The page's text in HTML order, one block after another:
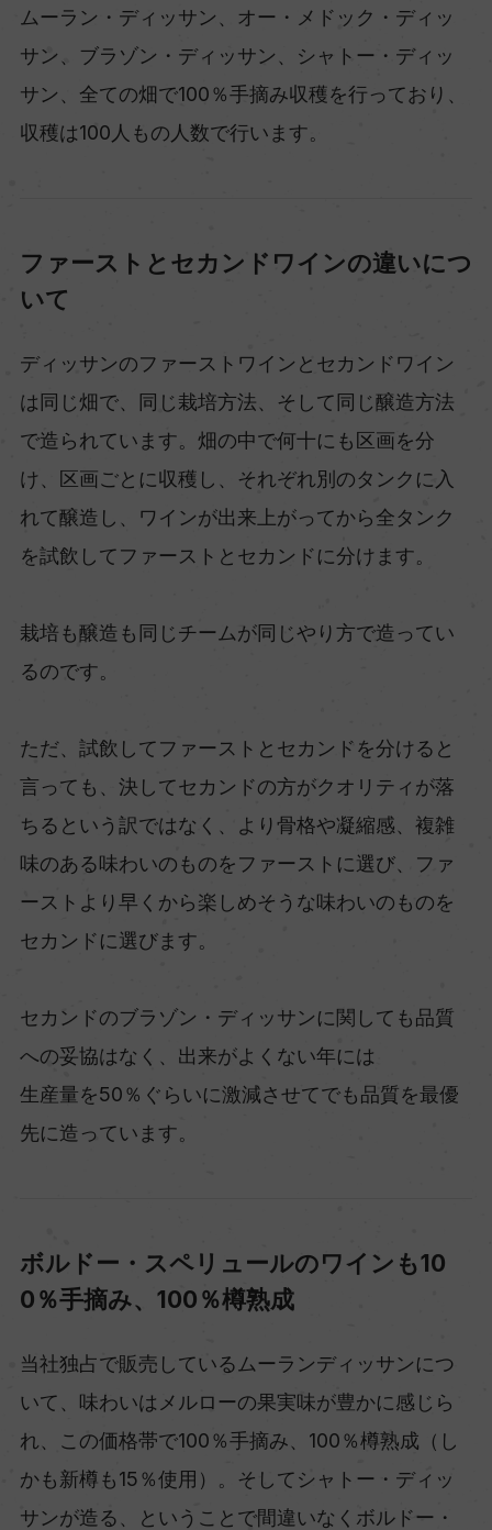
ムーラン・ディッサン、オー・メドック・ディッ
サン、ブラゾン・ディッサン、シャトー・ディッ
サン、全ての畑で100％手摘み収穫を行っており、
収穫は100人もの人数で行います。
ファーストとセカンドワインの違いにつ
いて
ディッサンのファーストワインとセカンドワイン
は同じ畑で、同じ栽培方法、そして同じ醸造方法
で造られています。畑の中で何十にも区画を分
け、区画ごとに収穫し、それぞれ別のタンクに入
れて醸造し、ワインが出来上がってから全タンク
を試飲してファーストとセカンドに分けます。
栽培も醸造も同じチームが同じやり方で造ってい
るのです。
ただ、試飲してファーストとセカンドを分けると
言っても、決してセカンドの方がクオリティが落
ちるという訳ではなく、より骨格や凝縮感、複雑
味のある味わいのものをファーストに選び、ファ
ーストより早くから楽しめそうな味わいのものを
セカンドに選びます。
セカンドのブラゾン・ディッサンに関しても品質
への妥協はなく、出来がよくない年には
生産量を50％ぐらいに激減させてでも品質を最優
先に造っています。
ボルドー・スペリュールのワインも10
0％手摘み、100％樽熟成
当社独占で販売しているムーランディッサンにつ
いて、味わいはメルローの果実味が豊かに感じら
れ、この価格帯で100％手摘み、100％樽熟成（し
かも新樽も15％使用）。そしてシャトー・ディッ
サンが造る、ということで間違いなくボルドー・